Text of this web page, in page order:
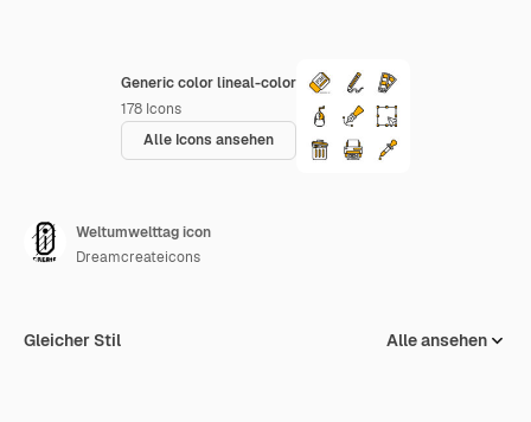
Generic color lineal-color
178 Icons
Alle Icons ansehen
Weltumwelttag icon
Dreamcreateicons
Gleicher Stil Alle ansehen